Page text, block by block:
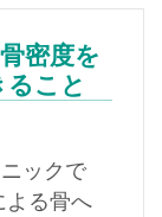
密度を
こと
ックで
よる骨へ